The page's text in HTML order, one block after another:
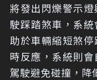
將發出閃爍警示
駛踩踏煞車，系
助於車輛縮短煞
時反應，系統則
駕駛避免碰撞，降